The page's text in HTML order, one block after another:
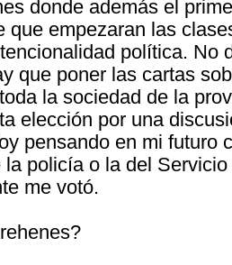
donde además el
que empezaran las
política. No
que poner las cartas
la sociedad de la
elección por una
pensando en mi futuro
la policía o la del
me votó.